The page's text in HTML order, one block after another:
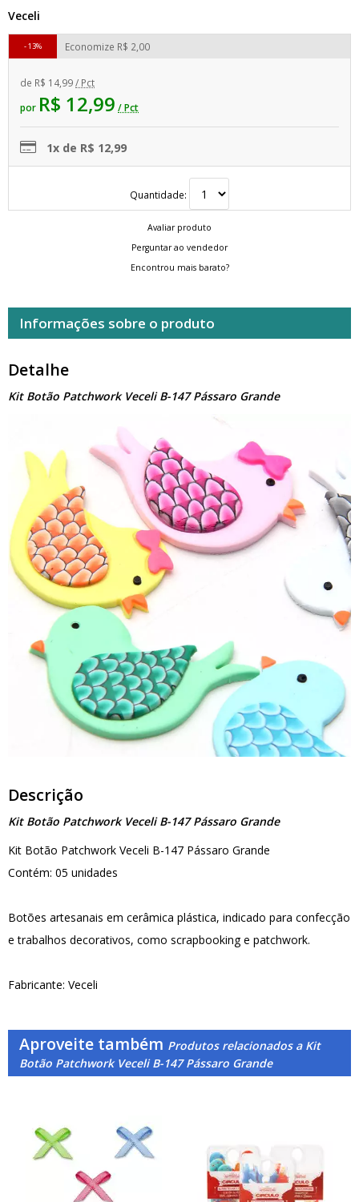
Veceli
de R$ 14,99/ Pct
por R$ 12,99 / Pct
Economize R$ 2,00
13%
1x de R$ 12,99
Quantidade:
Avaliar produto
Perguntar ao vendedor
Encontrou mais barato?
Informações sobre o produto
Detalhe
Kit Botão Patchwork Veceli B-147 Pássaro Grande
Descrição
Kit Botão Patchwork Veceli B-147 Pássaro Grande
Kit Botão Patchwork Veceli B-147 Pássaro Grande
Contém: 05 unidades
Botões artesanais em cerâmica plástica, indicado para confecção
e trabalhos decorativos, como scrapbooking e patchwork.
Fabricante: Veceli
Aproveite também Produtos relacionados a Kit
Botão Patchwork Veceli B-147 Pássaro Grande